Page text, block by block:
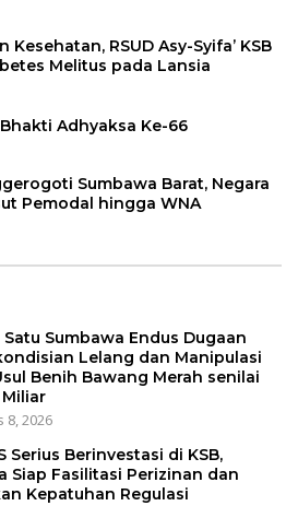
RSUD Asy-Syifa’ KSB
Melitus pada Lansia
Adhyaksa Ke-66
Sumbawa Barat, Negara
Pemodal hingga WNA
Satu Sumbawa Endus Dugaan
Lelang dan Manipulasi
Benih Bawang Merah senilai
Miliar
8, 2026
Serius Berinvestasi di KSB,
Siap Fasilitasi Perizinan dan
Kepatuhan Regulasi